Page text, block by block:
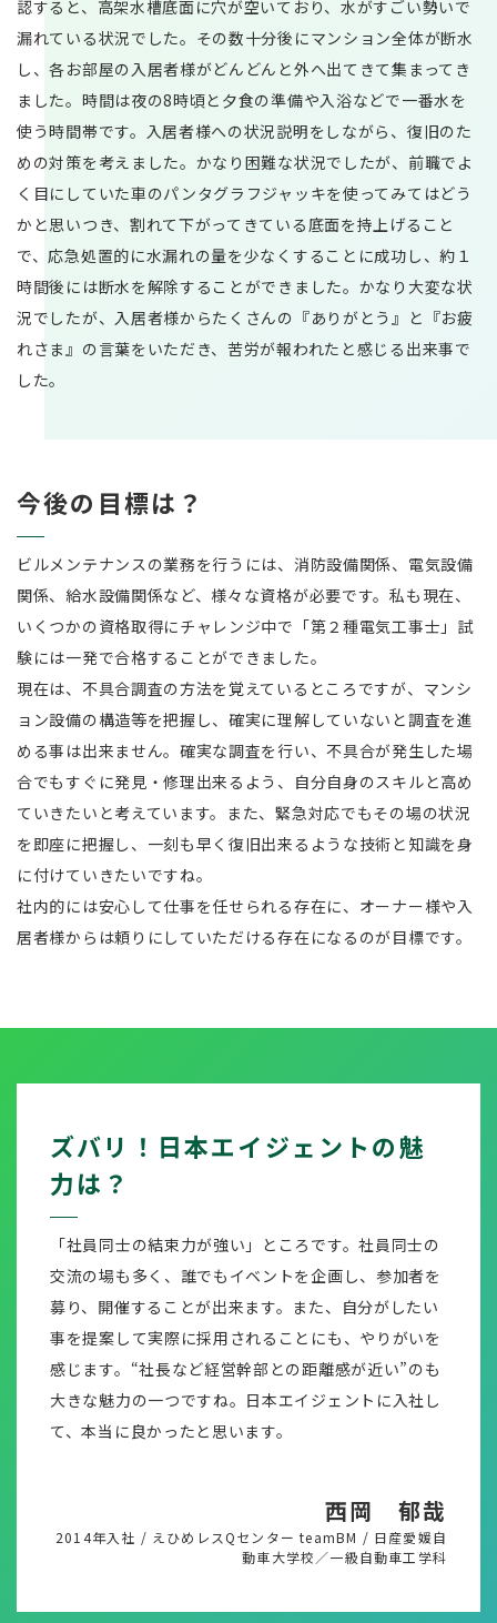
認すると、高架水槽底面に穴が空いており、水がすごい勢いで
漏れている状況でした。その数十分後にマンション全体が断水
し、各お部屋の入居者様がどんどんと外へ出てきて集まってき
ました。時間は夜の8時頃と夕食の準備や入浴などで一番水を
使う時間帯です。入居者様への状況説明をしながら、復旧のた
めの対策を考えました。かなり困難な状況でしたが、前職でよ
く目にしていた車のパンタグラフジャッキを使ってみてはどう
かと思いつき、割れて下がってきている底面を持上げること
で、応急処置的に水漏れの量を少なくすることに成功し、約１
時間後には断水を解除することができました。かなり大変な状
況でしたが、入居者様からたくさんの『ありがとう』と『お疲
れさま』の言葉をいただき、苦労が報われたと感じる出来事で
した。
今後の目標は？
ビルメンテナンスの業務を行うには、消防設備関係、電気設備
関係、給水設備関係など、様々な資格が必要です。私も現在、
いくつかの資格取得にチャレンジ中で「第２種電気工事士」試
験には一発で合格することができました。
現在は、不具合調査の方法を覚えているところですが、マンシ
ョン設備の構造等を把握し、確実に理解していないと調査を進
める事は出来ません。確実な調査を行い、不具合が発生した場
合でもすぐに発見・修理出来るよう、自分自身のスキルと高め
ていきたいと考えています。また、緊急対応でもその場の状況
を即座に把握し、一刻も早く復旧出来るような技術と知識を身
に付けていきたいですね。
社内的には安心して仕事を任せられる存在に、オーナー様や入
居者様からは頼りにしていただける存在になるのが目標です。
ズバリ！日本エイジェントの魅
力は？
「社員同士の結束力が強い」ところです。社員同士の
交流の場も多く、誰でもイベントを企画し、参加者を
募り、開催することが出来ます。また、自分がしたい
事を提案して実際に採用されることにも、やりがいを
感じます。“社長など経営幹部との距離感が近い”のも
大きな魅力の一つですね。日本エイジェントに入社し
て、本当に良かったと思います。
西岡 郁哉
2014年入社 / えひめレスQセンター teamBM / 日産愛媛自
動車大学校／一級自動車工学科